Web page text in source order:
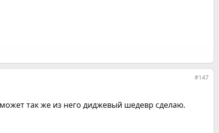
#147
так же из него диджевый шедевр сделаю.